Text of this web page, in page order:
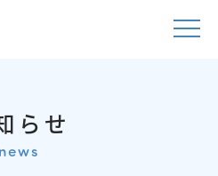
らせ
news